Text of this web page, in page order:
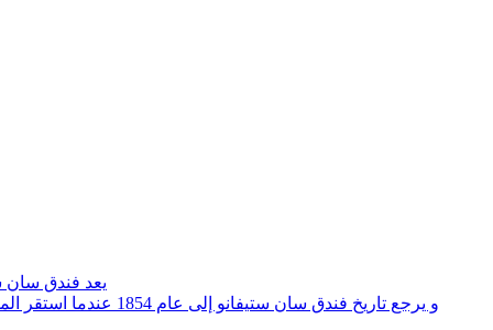
يعد فندق سان
و يرجع تاريخ فندق